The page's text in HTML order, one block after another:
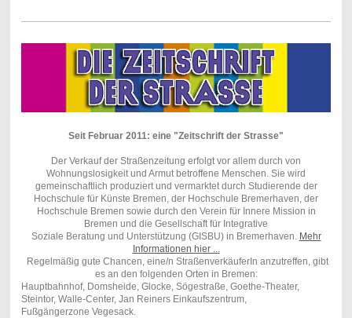
Seit Februar 2011: eine "Zeitschrift der Strasse"
Der Verkauf der Straßenzeitung erfolgt vor allem durch von
Wohnungslosigkeit und Armut betroffene Menschen. Sie wird
gemeinschaftlich produziert und vermarktet durch Studierende der
Hochschule für Künste Bremen, der Hochschule Bremerhaven, der
Hochschule Bremen sowie durch den Verein für Innere Mission in
Bremen und die Gesellschaft für Integrative
Soziale Beratung und Unterstützung (GISBU) in Bremerhaven. Mehr
Informationen hier ...
Regelmäßig gute Chancen, eine/n StraßenverkäuferIn anzutreffen, gibt
es an den folgenden Orten in Bremen:
Hauptbahnhof, Domsheide, Glocke, Sögestraße, Goethe-Theater,
Steintor, Walle-Center, Jan Reiners Einkaufszentrum,
Fußgängerzone Vegesack.